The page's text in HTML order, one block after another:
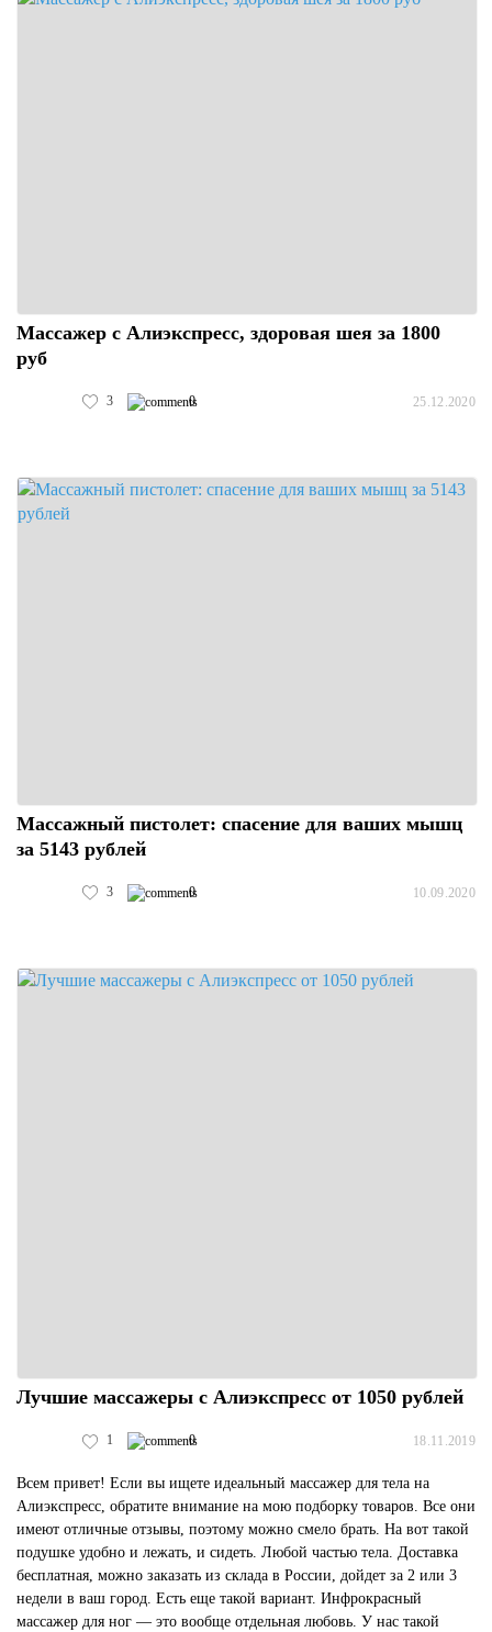
Массажер с Алиэкспресс, здоровая шея за 1800
руб
3 0 25.12.2020
Массажный пистолет: спасение для ваших мышц
за 5143 рублей
3 0 10.09.2020
Лучшие массажеры с Алиэкспресс от 1050 рублей
1 0 18.11.2019
Всем привет! Если вы ищете идеальный массажер для тела на
Алиэкспресс, обратите внимание на мою подборку товаров. Все они
имеют отличные отзывы, поэтому можно смело брать. На вот такой
подушке удобно и лежать, и сидеть. Любой частью тела. Доставка
бесплатная, можно заказать из склада в России, дойдет за 2 или 3
недели в ваш город. Есть еще такой вариант. Инфрокрасный
массажер для ног — это вообще отдельная любовь. У нас такой